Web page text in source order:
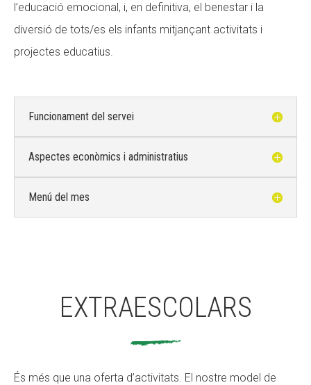
l’educació emocional, i, en definitiva, el benestar i la
diversió de tots/es els infants mitjançant activitats i
projectes educatius.
Funcionament del servei
Aspectes econòmics i administratius
Menú del mes
EXTRAESCOLARS
És més que una oferta d’activitats. El nostre model de